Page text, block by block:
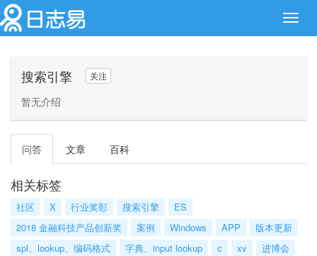
搜索引擎 关注
暂无介绍
问答 文章 百科
相关标签
社区 X 行业奖彰 搜索引擎
ES
2018 金融科技产品创新奖
案例 Windows APP
版本更新
spl、lookup、编码格式
字典、input lookup c xv
进博会